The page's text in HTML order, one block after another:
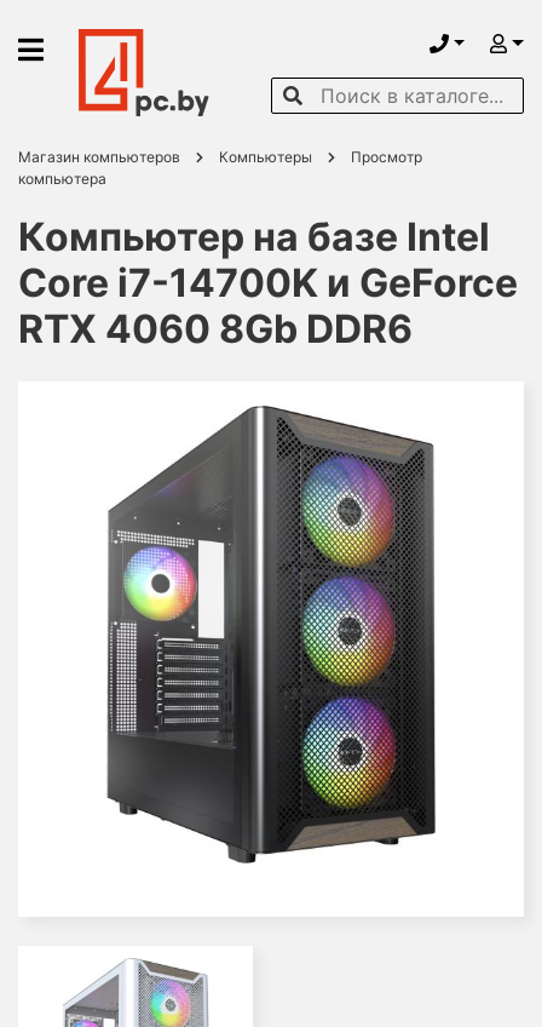
Магазин компьютеров Компьютеры
Просмотр
компьютера
Компьютер на базе Intel
Core i7-14700K и GeForce
RTX 4060 8Gb DDR6